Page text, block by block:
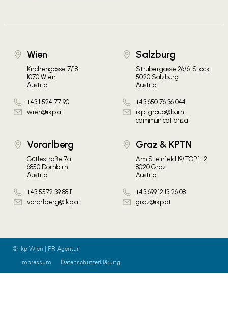
Wien
Kirchengasse 7/18
1070 Wien
Austria
+43 1 524 77 90
wien@ikp.at
Salzburg
Strubergasse 26/6. Stock
5020 Salzburg
Austria
+43 650 76 36 044
ikp-group@burn-
communications.at
Vorarlberg
Gütlestraße 7a
6850 Dornbirn
Austria
+43 5572 39 88 11
vorarlberg@ikp.at
Graz & KPTN
Am Steinfeld 19/TOP 1+2
8020 Graz
Austria
+43 699 12 13 26 08
graz@ikp.at
© ikp Wien | PR Agentur
Impressum
Datenschutzerklärung